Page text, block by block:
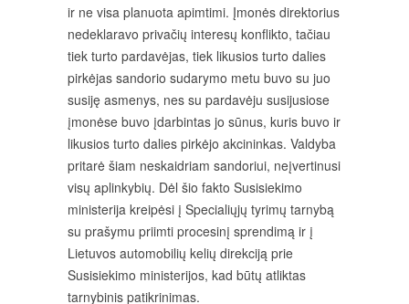
ir ne visa planuota apimtimi. Įmonės direktorius
nedeklaravo privačių interesų konflikto, tačiau
tiek turto pardavėjas, tiek likusios turto dalies
pirkėjas sandorio sudarymo metu buvo su juo
susiję asmenys, nes su pardavėju susijusiose
įmonėse buvo įdarbintas jo sūnus, kuris buvo ir
likusios turto dalies pirkėjo akcininkas. Valdyba
pritarė šiam neskaidriam sandoriui, neįvertinusi
visų aplinkybių. Dėl šio fakto Susisiekimo
ministerija kreipėsi į Specialiųjų tyrimų tarnybą
su prašymu priimti procesinį sprendimą ir į
Lietuvos automobilių kelių direkciją prie
Susisiekimo ministerijos, kad būtų atliktas
tarnybinis patikrinimas.